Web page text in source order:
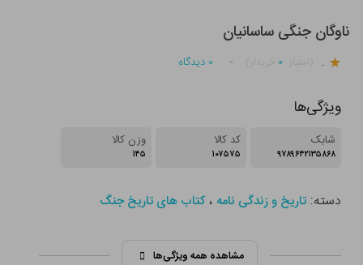
ناوگان جنگی ساسانیان
. ۰ ۰ دیدگاه
ویژگی‌ها
شابک
۹۷۸۹۶۴۲۱۳۵۸۶۸
کد کالا
۱۰۷۵۷۵
وزن کالا
۱۴۵
دسته:تاریخ و زندگی نامه ،کتاب های تاریخ جنگ
مشاهده همه ویژگی‌ها